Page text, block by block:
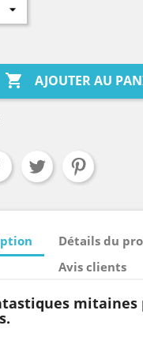
 AJOUTER AU
Détails du
Avis clients
mitaines